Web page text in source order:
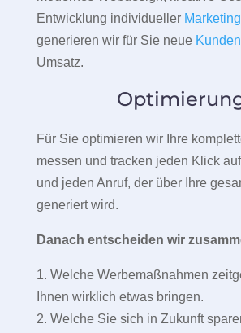
Entwicklung individueller Marketing
generieren wir für Sie neue Kunden
Umsatz.
Für Sie optimieren wir Ihre
messen und tracken jeden Klick
und jeden Anruf, der über Ihre
generiert wird.
Danach entscheiden wir
1. Welche Werbemaßnahmen
Ihnen wirklich etwas bringen.
2. Welche Sie sich in Zukunft